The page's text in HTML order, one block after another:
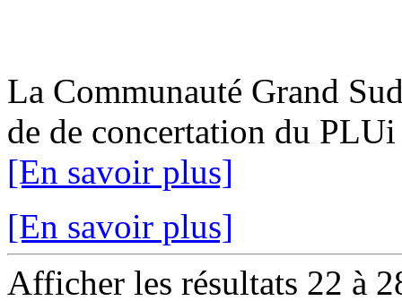
La Communauté Grand
de de concertation du
[En savoir plus]
[En savoir plus]
Afficher les résultats 22 à